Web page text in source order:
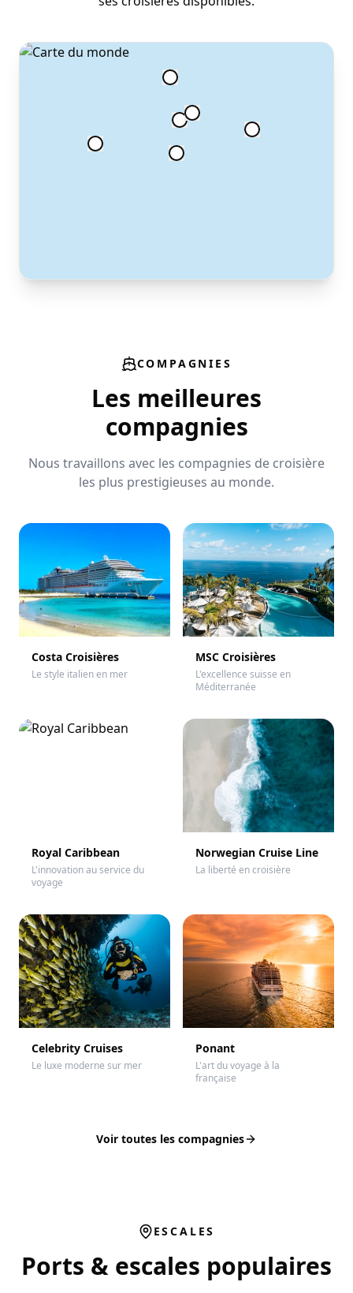
COMPAGNIES
Les meilleures
compagnies
Nous travaillons avec les compagnies de croisière
les plus prestigieuses au monde.
Costa Croisières
Le style italien en mer
MSC Croisières
L'excellence suisse en
Méditerranée
Royal Caribbean
L'innovation au service du
voyage
Norwegian Cruise Line
La liberté en croisière
Celebrity Cruises
Le luxe moderne sur mer
Ponant
L'art du voyage à la
française
Voir toutes les compagnies
ESCALES
Ports & escales populaires